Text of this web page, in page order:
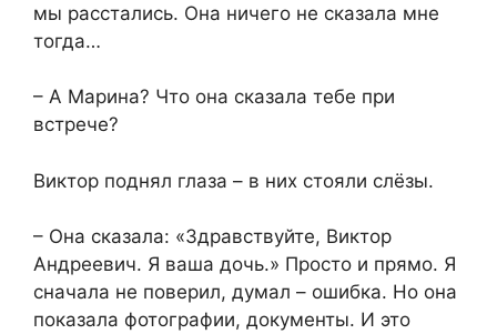
мы расстались. Она ничего не сказала мне
тогда…
– А Марина? Что она сказала тебе при
встрече?
Виктор поднял глаза – в них стояли слёзы.
– Она сказала: «Здравствуйте, Виктор
Андреевич. Я ваша дочь.» Просто и прямо. Я
сначала не поверил, думал – ошибка. Но она
показала фотографии, документы. И это